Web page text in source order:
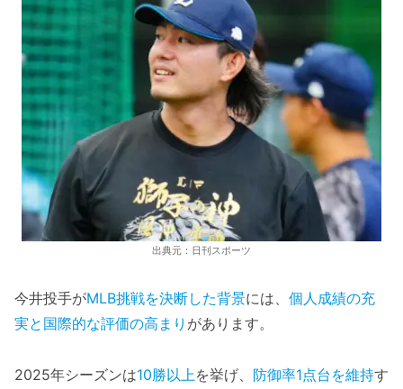
出典元：日刊スポーツ
今井投手がMLB挑戦を決断した背景には、 個人成績の充
実と国際的な評価の高まり があります。
2025年シーズンは10勝以上 を挙げ、 防御率1点台を維持す